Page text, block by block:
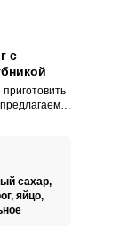
с
высокие
сахар,
яйцо,